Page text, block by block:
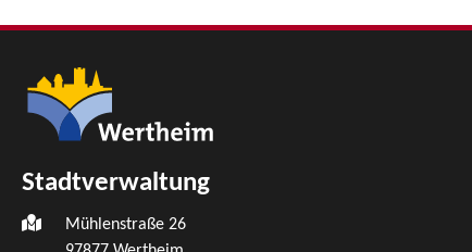
Stadtverwaltung
Mühlenstraße 26